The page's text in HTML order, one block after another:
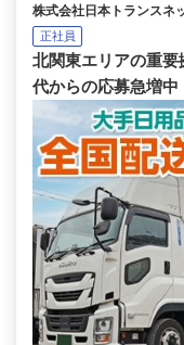
株式会社日本トランスネ
正社員
北関東エリアの重
代からの応募急増